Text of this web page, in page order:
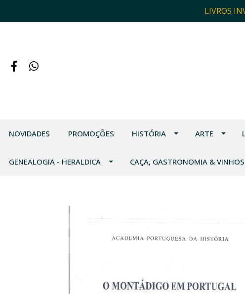
LIVROS
NOVIDADES PROMOÇÕES HISTÓRIA ARTE
GENEALOGIA - HERALDICA CAÇA, GASTRONOMIA & VINHOS